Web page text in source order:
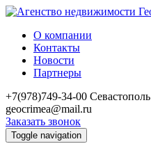
О компании
Контакты
Новости
Партнеры
+7(978)749-34-00 Севастополь
geocrimea@mail.ru
Заказать звонок
Toggle navigation